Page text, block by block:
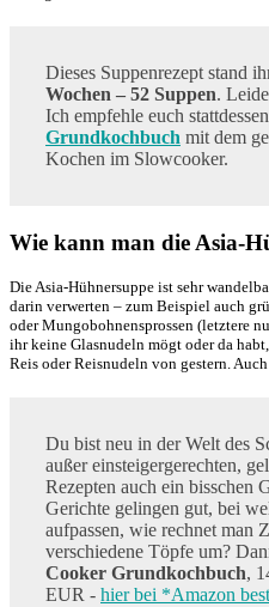
Dieses Suppenrezept stand
Wochen – 52 Suppen.
Ich empfehle euch
Grundkochbuch mit dem
Kochen im Slowcooker.
Wie kann man die Asia-
Die Asia-Hühnersuppe ist sehr
darin verwerten – zum Beispiel auch
oder Mungobohnensprossen (letztere
ihr keine Glasnudeln mögt oder da
Reis oder Reisnudeln von gestern.
Du bist neu in der Welt des
außer einsteigergerechten,
Rezepten auch ein bisschen
Gerichte gelingen gut, bei
aufpassen, wie rechnet man
verschiedene Töpfe um?
Cooker Grundkochbuch,
EUR - hier bei *Amazon